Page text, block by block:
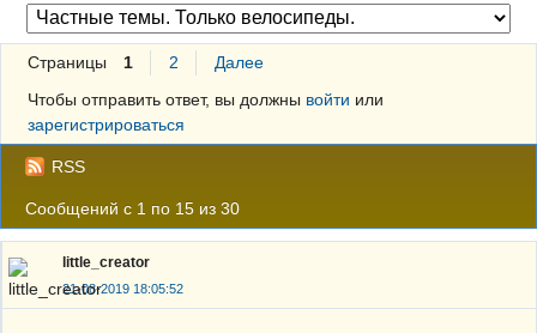
Страницы 1 2
Далее
Чтобы отправить ответ, вы должны войти или
зарегистрироваться
RSS
Сообщений с 1 по 15 из 30
little_creator
21-08-2019 18:05:52